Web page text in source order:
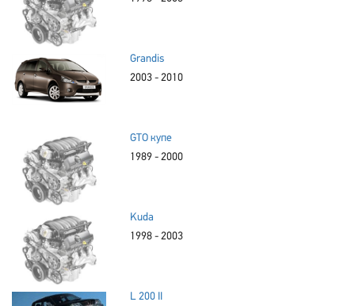
Grandis
2003 - 2010
GTO купе
1989 - 2000
Kuda
1998 - 2003
L 200 II